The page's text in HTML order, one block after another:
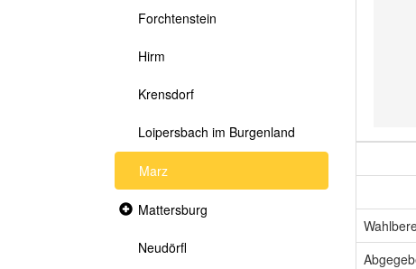
Forchtenstein
Hirm
Krensdorf
Loipersbach im Burgenland
Marz
Collapsed
Mattersburg
Neudörfl